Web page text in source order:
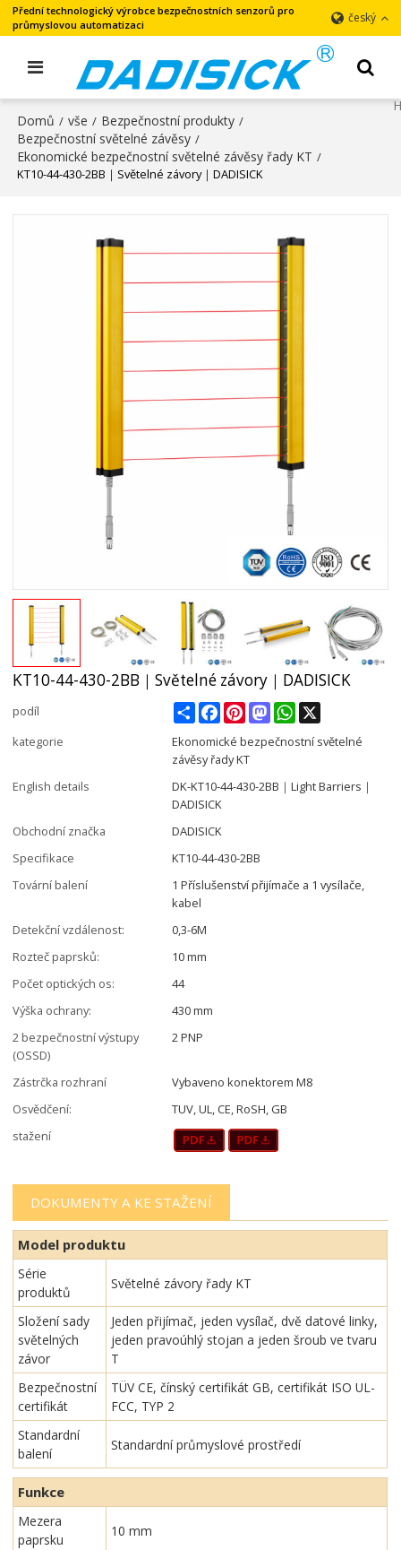
Přední technologický výrobce bezpečnostních senzorů pro
průmyslovou automatizaci
český
Domů / vše / Bezpečnostní produkty /
Bezpečnostní světelné závěsy /
Ekonomické bezpečnostní světelné závěsy řady KT /
KT10-44-430-2BB｜Světelné závory｜DADISICK
KT10-44-430-2BB｜Světelné závory｜DADISICK
podíl ShareFacebookPinterestMastodonWhatsApp
kategorie
Ekonomické bezpečnostní světelné
závěsy řady KT
English details
DK-KT10-44-430-2BB｜Light Barriers｜
DADISICK
Obchodní značka
DADISICK
Specifikace
KT10-44-430-2BB
Tovární balení
1 Příslušenství přijímače a 1 vysílače,
kabel
Detekční vzdálenost:
0,3-6M
Rozteč paprsků:
10 mm
Počet optických os:
44
Výška ochrany:
430 mm
2 bezpečnostní výstupy
(OSSD)
2 PNP
Zástrčka rozhraní
Vybaveno konektorem M8
Osvědčení:
TUV, UL, CE, RoSH, GB
stažení
DOKUMENTY A KE STAŽENÍ
Model produktu
Série
produktů
Světelné závory řady KT
Složení sady
světelných
závor
Jeden přijímač, jeden vysílač, dvě datové linky,
jeden pravoúhlý stojan a jeden šroub ve tvaru
T
Bezpečnostní
certifikát
TÜV CE, čínský certifikát GB, certifikát ISO UL-
FCC, TYP 2
Standardní
balení
Standardní průmyslové prostředí
Funkce
Mezera
paprsku
10 mm